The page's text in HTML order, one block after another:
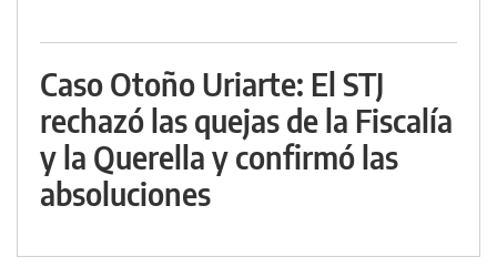
Caso Otoño Uriarte: El STJ
rechazó las quejas de la Fiscalía
y la Querella y confirmó las
absoluciones